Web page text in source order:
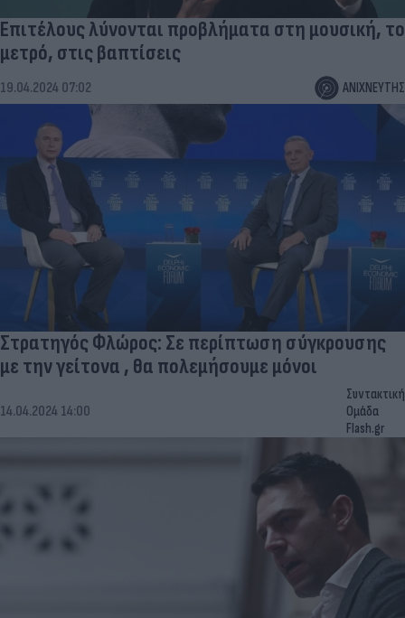
Επιτέλους λύνονται προβλήματα στη μουσική, το
μετρό, στις βαπτίσεις
19.04.2024 07:02 ΑΝΙΧΝΕΥΤΗΣ
Στρατηγός Φλώρος: Σε περίπτωση σύγκρουσης
με την γείτονα , θα πολεμήσουμε μόνοι
14.04.2024 14:00
Συντακτική
Ομάδα
Flash.gr